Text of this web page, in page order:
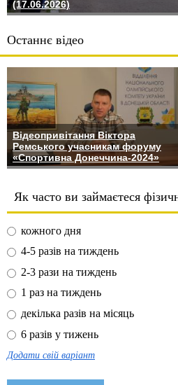
(17.06.2026)
Останнє відео
Відеопривітання Віктора
Ремського учасникам форуму
«Спортивна Донеччина-2024»
Як часто ви займаєтеся
кожного дня
4-5 разів на тиждень
2-3 рази на тиждень
1 раз на тиждень
декілька разів на місяць
6 разів у тижень
Додати свій варіант